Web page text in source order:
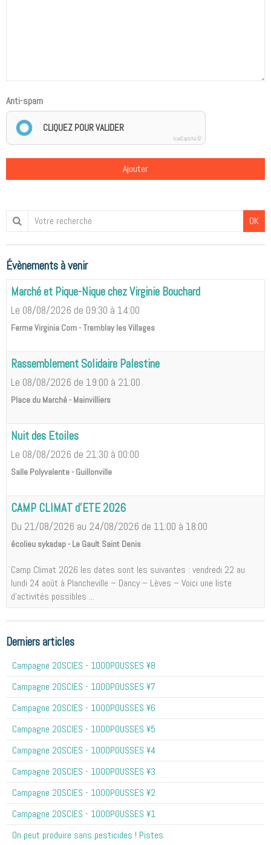
Anti-spam
CLIQUEZ POUR VALIDER
IconCaptcha ©
Ajouter
OK
Évènements à venir
Marché et Pique-Nique chez Virginie Bouchard
Le 08/08/2026 de 09:30 à 14:00
Ferme Virginia Corn - Tremblay les Villages
Rassemblement Solidaire Palestine
Le 08/08/2026 de 19:00 à 21:00
Place du Marché - Mainvilliers
Nuit des Etoiles
Le 08/08/2026 de 21:30 à 00:00
Salle Polyvalente - Guillonville
CAMP CLIMAT d'ETE 2026
Du 21/08/2026 au 24/08/2026 de 11:00 à 18:00
écolieu sykadap - Le Gault Saint Denis
Camp Climat 2026 les dates sont les suivantes : vendredi 22 au
lundi 24 août à Plancheville – Dancy – Lèves – Voici une liste
d'activités possibles ...
Derniers articles
Campagne 20SCIES - 1OOOPOUSSES ¥8
Campagne 20SCIES - 1OOOPOUSSES ¥7
Campagne 20SCIES - 1OOOPOUSSES ¥6
Campagne 20SCIES - 1OOOPOUSSES ¥5
Campagne 20SCIES - 1OOOPOUSSES ¥4
Campagne 20SCIES - 1OOOPOUSSES ¥3
Campagne 20SCIES - 1OOOPOUSSES ¥2
Campagne 20SCIES - 1OOOPOUSSES ¥1
On peut produire sans pesticides ! Pistes